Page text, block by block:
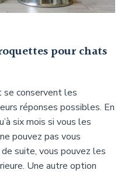
pour chats
se conservent les
réponses possibles. En
six mois si vous les
pouvez pas vous
suite, vous pouvez les
Une autre option